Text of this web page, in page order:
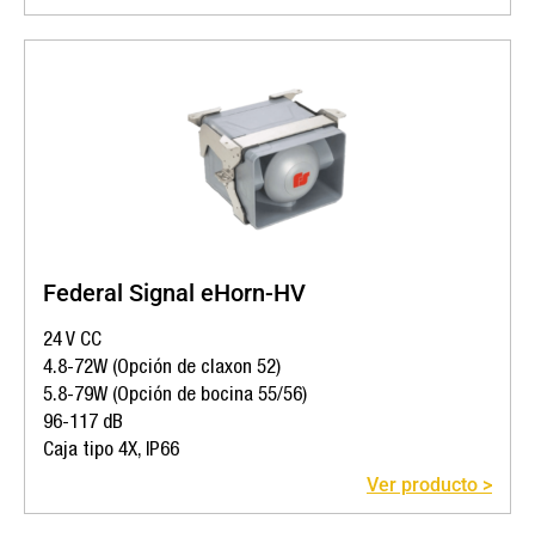
Federal Signal eHorn-HV
24 V CC
4.8-72W (Opción de claxon 52)
5.8-79W (Opción de bocina 55/56)
96-117 dB
Caja tipo 4X, IP66
Ver producto >